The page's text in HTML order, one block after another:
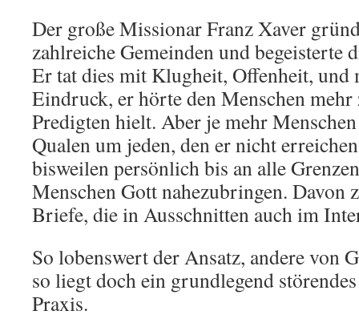
Der große Missionar Franz Xaver
zahlreiche Gemeinden und begeisterte
Er tat dies mit Klugheit, Offenheit, und
Eindruck, er hörte den Menschen mehr
Predigten hielt. Aber je mehr
Qualen um jeden, den er nicht
bisweilen persönlich bis an alle
Menschen Gott nahezubringen. Davon
Briefe, die in Ausschnitten auch im
So lobenswert der Ansatz, andere von
so liegt doch ein grundlegend
Praxis.